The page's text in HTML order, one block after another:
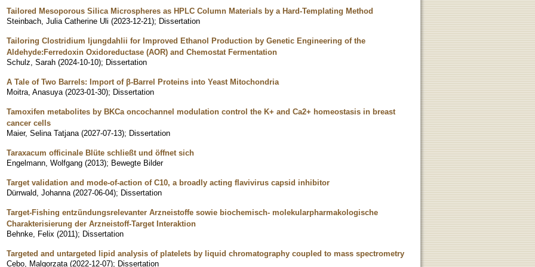
Tailored Mesoporous Silica Microspheres as HPLC Column Materials by a Hard-Templating Method
Steinbach, Julia Catherine Uli (2023-12-21); Dissertation
Tailoring Clostridium ljungdahlii for Improved Ethanol Production by Genetic Engineering of the
Aldehyde:Ferredoxin Oxidoreductase (AOR) and Chemostat Fermentation
Schulz, Sarah (2024-10-10); Dissertation
A Tale of Two Barrels: Import of β-Barrel Proteins into Yeast Mitochondria
Moitra, Anasuya (2023-01-30); Dissertation
Tamoxifen metabolites by BKCa oncochannel modulation control the K+ and Ca2+ homeostasis in breast
cancer cells
Maier, Selina Tatjana (2027-07-13); Dissertation
Taraxacum officinale Blüte schließt und öffnet sich
Engelmann, Wolfgang (2013); Bewegte Bilder
Target validation and mode-of-action of C10, a broadly acting flavivirus capsid inhibitor
Dürrwald, Johanna (2027-06-04); Dissertation
Target-Fishing entzündungsrelevanter Arzneistoffe sowie biochemisch- molekularpharmakologische
Charakterisierung der Arzneistoff-Target Interaktion
Behnke, Felix (2011); Dissertation
Targeted and untargeted lipid analysis of platelets by liquid chromatography coupled to mass spectrometry
Cebo, Malgorzata (2022-12-07); Dissertation